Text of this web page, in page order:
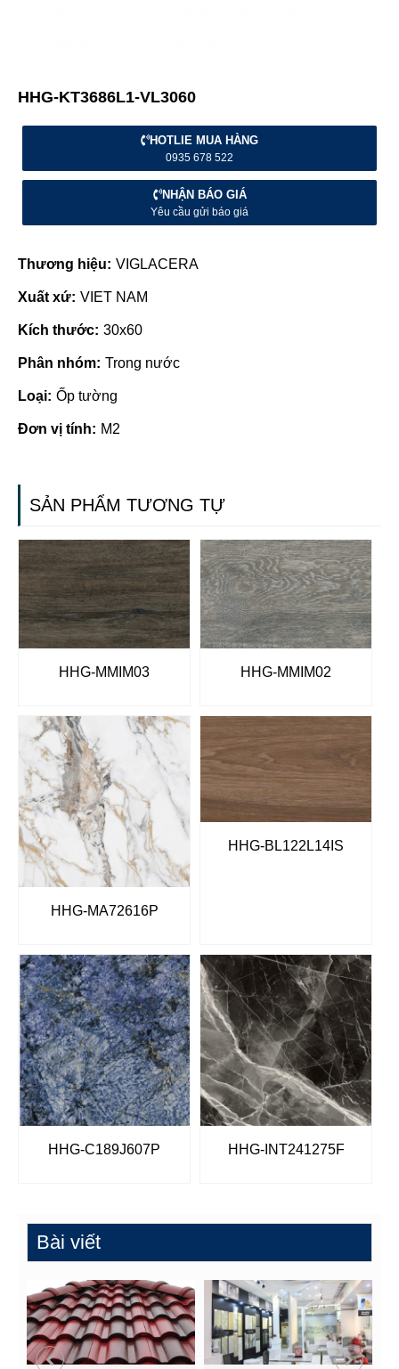
HHG-KT3686L1-VL3060
HOTLIE MUA HÀNG
0935 678 522
NHẬN BÁO GIÁ
Yêu cầu gửi báo giá
Thương hiệu: VIGLACERA
Xuất xứ: VIET NAM
Kích thước: 30x60
Phân nhóm: Trong nước
Loại: Ốp tường
Đơn vị tính: M2
SẢN PHẨM TƯƠNG TỰ
HHG-MMIM03 HHG-MMIM02
HHG-MA72616P
HHG-BL122L14IS
HHG-C189J607P HHG-INT241275F
Bài viết